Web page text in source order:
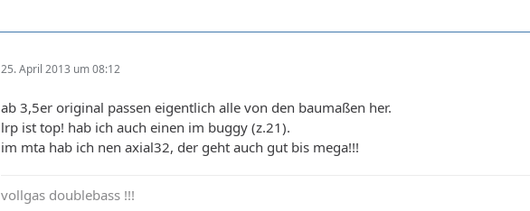
25. April 2013 um 08:12
ab 3,5er original passen eigentlich alle von den baumaßen her.
lrp ist top! hab ich auch einen im buggy (z.21).
im mta hab ich nen axial32, der geht auch gut bis mega!!!
vollgas doublebass !!!